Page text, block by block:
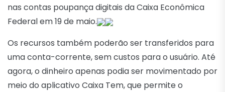
nas contas poupança digitais da Caixa Econômica
Federal em 19 de maio.
Os recursos também poderão ser transferidos para
uma conta-corrente, sem custos para o usuário. Até
agora, o dinheiro apenas podia ser movimentado por
meio do aplicativo Caixa Tem, que permite o